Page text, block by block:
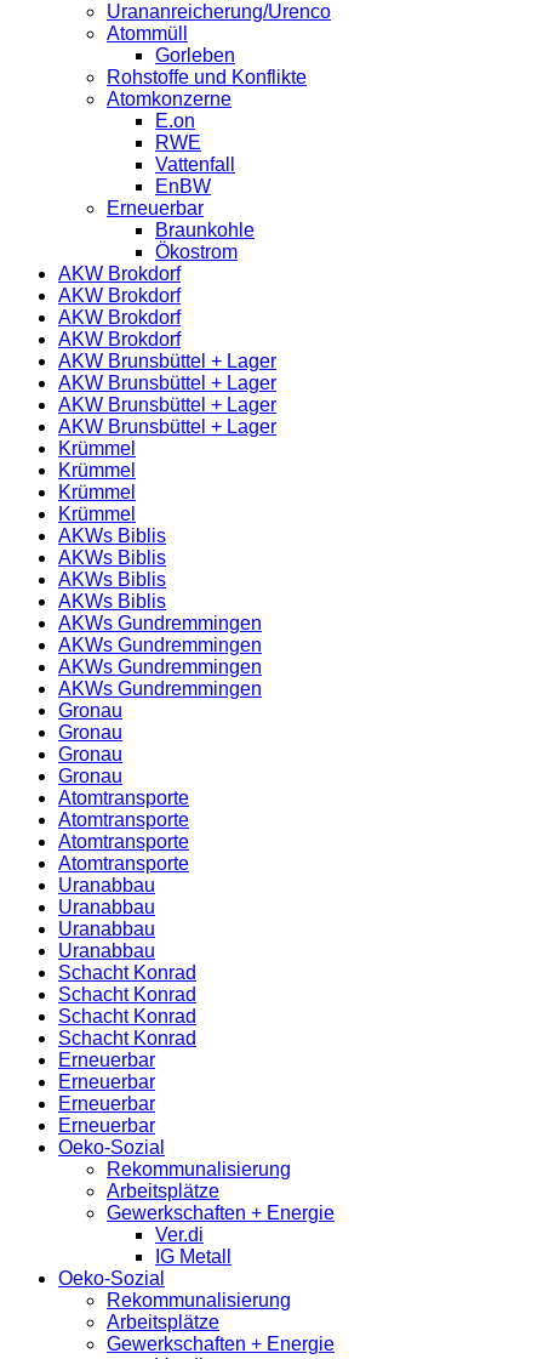
Urananreicherung/Urenco
Atommüll
Gorleben
Rohstoffe und Konflikte
Atomkonzerne
E.on
RWE
Vattenfall
EnBW
Erneuerbar
Braunkohle
Ökostrom
AKW Brokdorf
AKW Brokdorf
AKW Brokdorf
AKW Brokdorf
AKW Brunsbüttel + Lager
AKW Brunsbüttel + Lager
AKW Brunsbüttel + Lager
AKW Brunsbüttel + Lager
Krümmel
Krümmel
Krümmel
Krümmel
AKWs Biblis
AKWs Biblis
AKWs Biblis
AKWs Biblis
AKWs Gundremmingen
AKWs Gundremmingen
AKWs Gundremmingen
AKWs Gundremmingen
Gronau
Gronau
Gronau
Gronau
Atomtransporte
Atomtransporte
Atomtransporte
Atomtransporte
Uranabbau
Uranabbau
Uranabbau
Uranabbau
Schacht Konrad
Schacht Konrad
Schacht Konrad
Schacht Konrad
Erneuerbar
Erneuerbar
Erneuerbar
Erneuerbar
Oeko-Sozial
Rekommunalisierung
Arbeitsplätze
Gewerkschaften + Energie
Ver.di
IG Metall
Oeko-Sozial
Rekommunalisierung
Arbeitsplätze
Gewerkschaften + Energie